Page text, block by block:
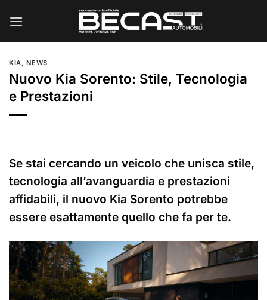
KIA, NEWS
Nuovo Kia Sorento: Stile, Tecnologia
e Prestazioni
Se stai cercando un veicolo che unisca stile,
tecnologia all’avanguardia e prestazioni
affidabili, il nuovo Kia Sorento potrebbe
essere esattamente quello che fa per te.